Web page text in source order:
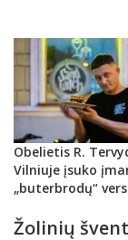
Obelietis R.
Vilniuje įsuko
„buterbrodų“
Žolinių